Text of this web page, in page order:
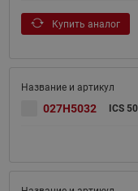
Купить аналог
027H5032 ICS